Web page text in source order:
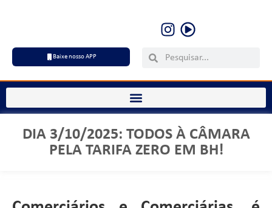
Baixe nosso APP
DIA 3/10/2025: TODOS À CÂMARA
PELA TARIFA ZERO EM BH!